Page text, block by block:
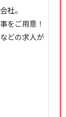
社。
をご用意！
どの求人が